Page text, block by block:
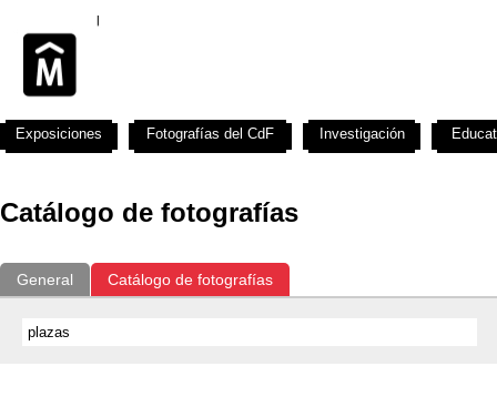
Catálogo de fotografías
General Catálogo de fotografías
Exposiciones Fotografías del CdF Investigación